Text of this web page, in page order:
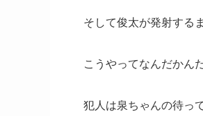
そして俊太が発射する
こうやってなんだかん
犯人は泉ちゃんの待っ